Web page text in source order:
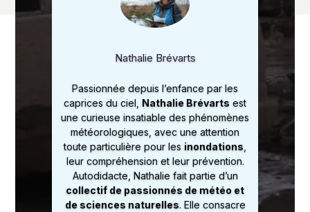
Nathalie Brévarts
Passionnée depuis l’enfance par les
caprices du ciel, Nathalie Brévarts est
une curieuse insatiable des phénomènes
météorologiques, avec une attention
toute particulière pour les inondations
leur compréhension et leur prévention.
Autodidacte, Nathalie fait partie d’un
collectif de passionnés de météo et
de sciences naturelles. Elle consacre